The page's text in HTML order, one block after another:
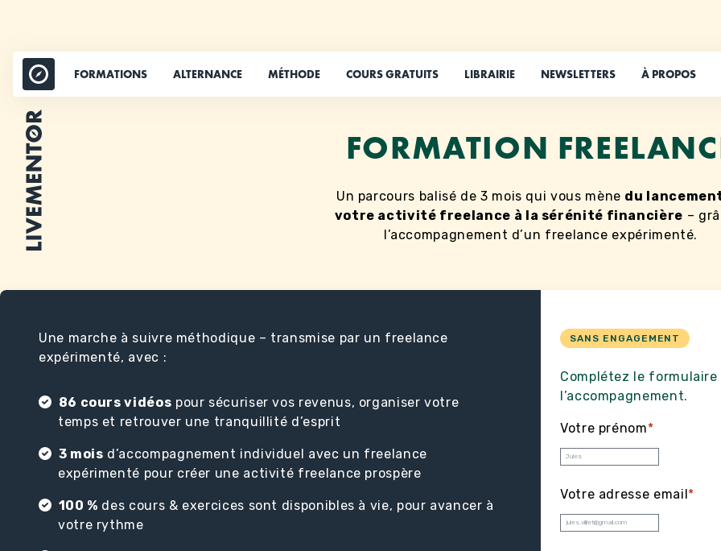
contenu
FORMATIONS ALTERNANCE MÉTHODE COURS GRATUITS LIBRAIRIE NEWSLETTERS À PROPOS
FORMATION
Un parcours balisé de 3 mois qui vous mène du
votre activité freelance à la sérénité financière –
l’accompagnement d’un freelance expérimenté.
Une marche à suivre méthodique – transmise par un freelance
expérimenté, avec :
86 cours vidéos pour sécuriser vos revenus, organiser votre
temps et retrouver une tranquillité d’esprit
3 mois d’accompagnement individuel avec un freelance
expérimenté pour créer une activité freelance prospère
100 % des cours & exercices sont disponibles à vie, pour avancer à
votre rythme
SANS ENGAGEMENT
Complétez le
l’accompagnement.
Votre prénom*
Votre adresse email*